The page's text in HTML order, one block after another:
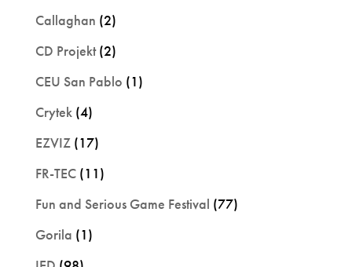
Callaghan (2)
CD Projekt(2)
CEU San Pablo (1)
Crytek(4)
EZVIZ(17)
FR-TEC(11)
Fun and Serious Game Festival (77)
Gorila (1)